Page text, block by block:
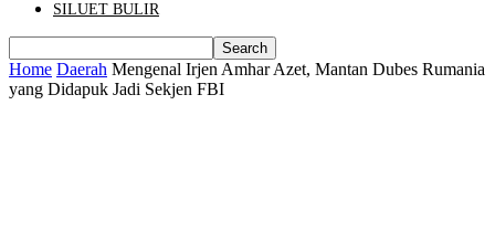
SILUET BULIR
Home Daerah Mengenal Irjen Amhar Azet, Mantan Dubes Rumania
yang Didapuk Jadi Sekjen FBI